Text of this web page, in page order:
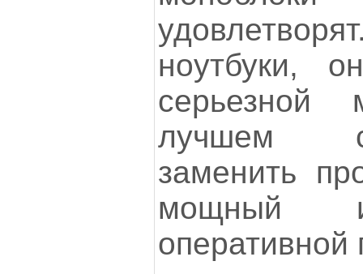
ноутбуки,
серьезной
лучшем
заменить
мощный
оперативной